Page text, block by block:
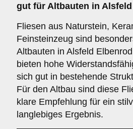
gut für Altbauten in
Fliesen aus Naturstein,
Feinsteinzeug sind
Altbauten in Alsfeld
bieten hohe
sich gut in bestehende
Für den Altbau sind diese
klare Empfehlung für ein
langlebiges Ergebnis.